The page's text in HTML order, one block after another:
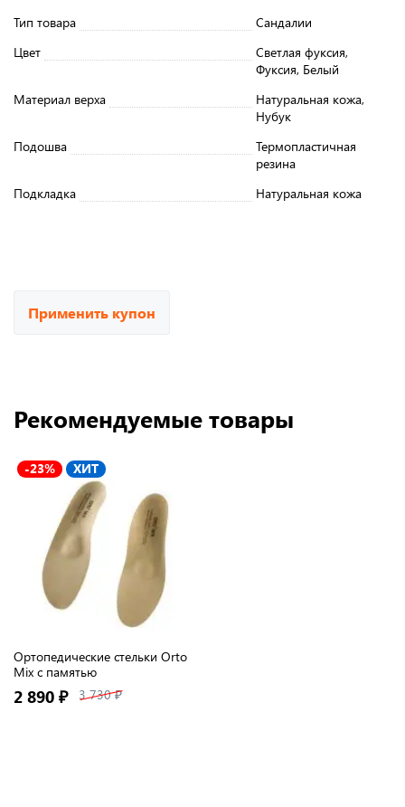
Тип товара
Сандалии
Цвет
Светлая фуксия,
Фуксия, Белый
Материал верха
Натуральная кожа,
Нубук
Подошва
Термопластичная
резина
Подкладка
Натуральная кожа
Применить купон
Рекомендуемые товары
-23% ХИТ
Ортопедические стельки Orto
Mix с памятью
2 890 ₽ 3 730 ₽